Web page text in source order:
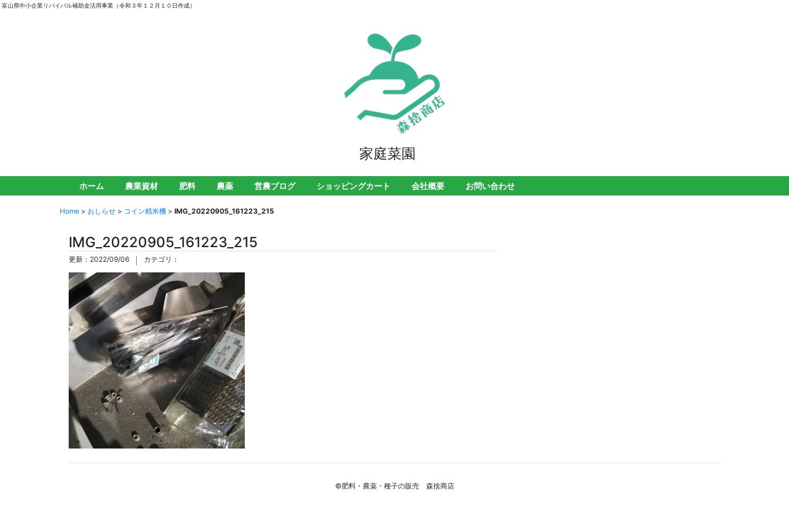
富山県中小企業リバイバル補助金活用事業（令和３年１２月１０日作成）
家庭菜園
ホーム 農業資材 肥料 農薬 営農ブログ ショッピングカート 会社概要 お問い合わせ
Home > おしらせ > コイン精米機 > IMG_20220905_161223_215
IMG_20220905_161223_215
更新：2022/09/06 カテゴリ：
©肥料・農薬・種子の販売 森捨商店